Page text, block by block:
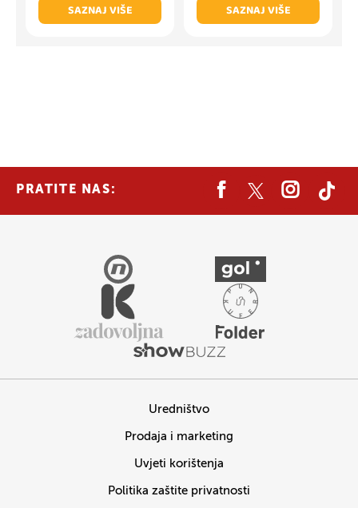
SAZNAJ VIŠE
SAZNAJ VIŠE
PRATITE NAS:
Uredništvo
Prodaja i marketing
Uvjeti korištenja
Politika zaštite privatnosti